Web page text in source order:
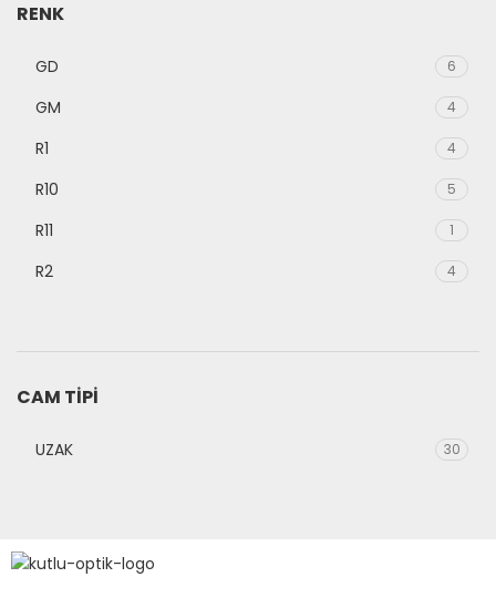
RENK
GD 6
GM 4
R1 4
R10 5
R11 1
R2 4
SİL 3
R5
CAM TIPI
UZAK 30